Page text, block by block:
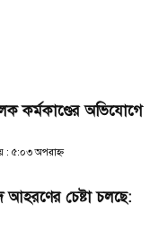
কর্মকাণ্ডের অভিযোগে
: ৫:০৩ অপরাহ্ণ
চেষ্টা চলছে: